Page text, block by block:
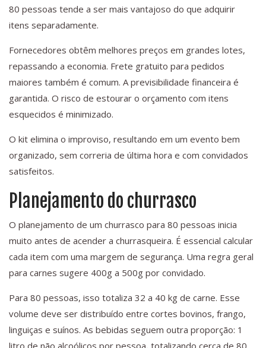
80 pessoas tende a ser mais vantajoso do que adquirir
itens separadamente.
Fornecedores obtêm melhores preços em grandes lotes,
repassando a economia. Frete gratuito para pedidos
maiores também é comum. A previsibilidade financeira é
garantida. O risco de estourar o orçamento com itens
esquecidos é minimizado.
O kit elimina o improviso, resultando em um evento bem
organizado, sem correria de última hora e com convidados
satisfeitos.
Planejamento do churrasco
O planejamento de um churrasco para 80 pessoas inicia
muito antes de acender a churrasqueira. É essencial calcular
cada item com uma margem de segurança. Uma regra geral
para carnes sugere 400g a 500g por convidado.
Para 80 pessoas, isso totaliza 32 a 40 kg de carne. Esse
volume deve ser distribuído entre cortes bovinos, frango,
linguiças e suínos. As bebidas seguem outra proporção: 1